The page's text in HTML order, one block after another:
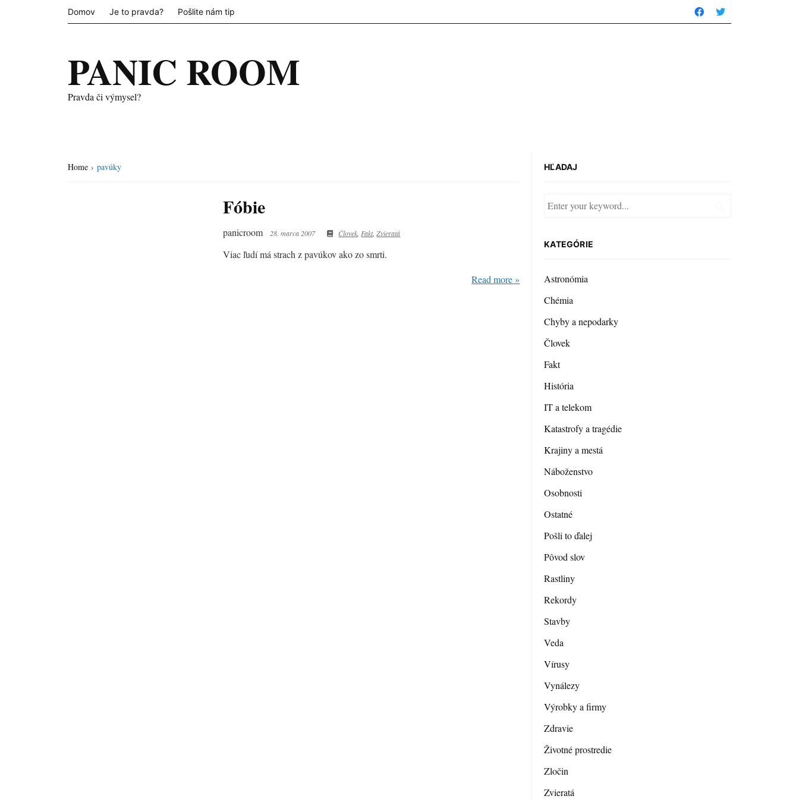
Domov Je to pravda? Pošlite nám tip
PANIC ROOM
Pravda či výmysel?
Home › pavúky
Fóbie
panicroom 28. marca 2007 Človek Fakt, Zvieratá
Viac ľudí má strach z pavúkov ako zo smrti.
Read more »
HĽADAJ
KATEGÓRIE
Astronómia
Chémia
Chyby a nepodarky
Človek
Fakt
História
IT a telekom
Katastrofy a tragédie
Krajiny a mestá
Náboženstvo
Osobnosti
Ostatné
Pošli to ďalej
Pôvod slov
Rastliny
Rekordy
Stavby
Veda
Vírusy
Vynálezy
Výrobky a firmy
Zdravie
Životné prostredie
Zločin
Zvieratá